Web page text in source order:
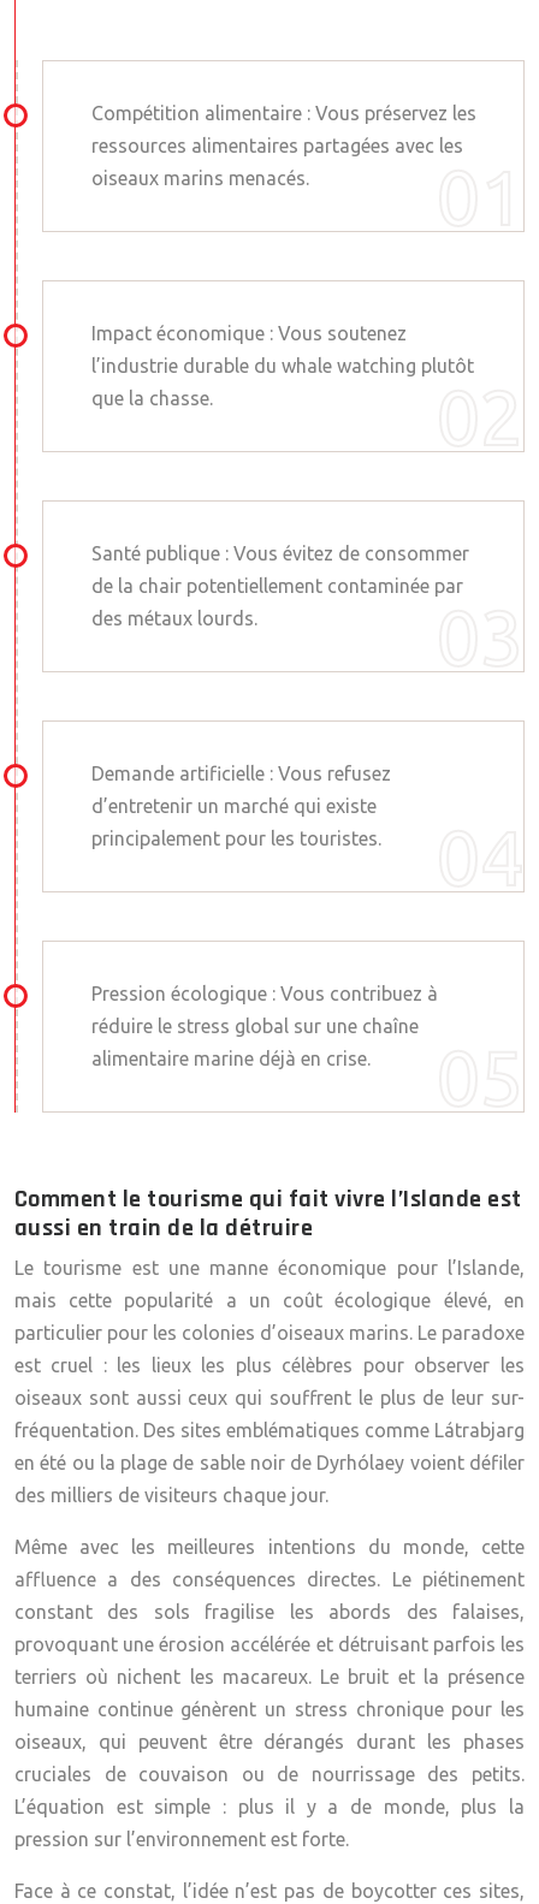
Compétition alimentaire : Vous préservez les
ressources alimentaires partagées avec les
oiseaux marins menacés.
Impact économique : Vous soutenez
l’industrie durable du whale watching plutôt
que la chasse.
Santé publique : Vous évitez de consommer
de la chair potentiellement contaminée par
des métaux lourds.
Demande artificielle : Vous refusez
d’entretenir un marché qui existe
principalement pour les touristes.
Pression écologique : Vous contribuez à
réduire le stress global sur une chaîne
alimentaire marine déjà en crise.
Comment le tourisme qui fait vivre l’Islande est
aussi en train de la détruire
Le tourisme est une manne économique pour l’Islande,
mais cette popularité a un coût écologique élevé, en
particulier pour les colonies d’oiseaux marins. Le paradoxe
est cruel : les lieux les plus célèbres pour observer les
oiseaux sont aussi ceux qui souffrent le plus de leur sur-
fréquentation. Des sites emblématiques comme Látrabjarg
en été ou la plage de sable noir de Dyrhólaey voient défiler
des milliers de visiteurs chaque jour.
Même avec les meilleures intentions du monde, cette
affluence a des conséquences directes. Le piétinement
constant des sols fragilise les abords des falaises,
provoquant une érosion accélérée et détruisant parfois les
terriers où nichent les macareux. Le bruit et la présence
humaine continue génèrent un stress chroniquepour les
oiseaux, qui peuvent être dérangés durant les phases
cruciales de couvaison ou de nourrissage des petits.
L’équation est simple : plus il y a de monde, plus la
pression sur l’environnement est forte.
Face à ce constat, l’idée n’est pas de boycotter ces sites,